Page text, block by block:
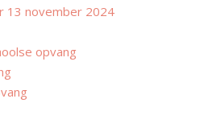
13 november 2024
opvang